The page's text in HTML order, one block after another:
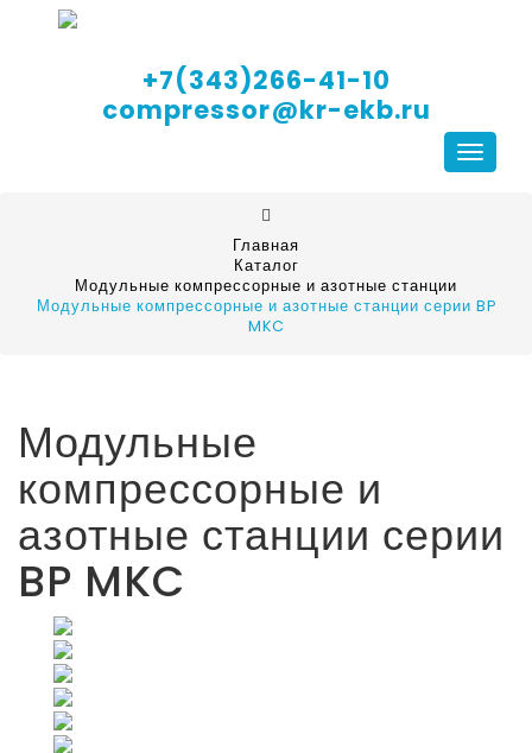
+7(343)266-41-10
compressor@kr-ekb.ru
Главная
Каталог
Модульные компрессорные и азотные станции
Модульные компрессорные и азотные станции серии BP
MKC
Модульные
компрессорные и
азотные станции серии
BP MKC